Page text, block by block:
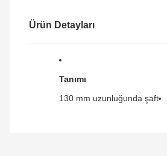
Ürün Detayları
Tanımı
130 mm uzunluğunda şaft